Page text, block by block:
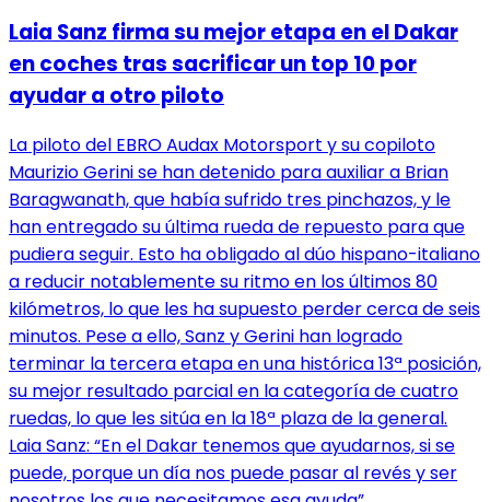
Laia Sanz firma su mejor etapa en el Dakar
en coches tras sacrificar un top 10 por
ayudar a otro piloto
La piloto del EBRO Audax Motorsport y su copiloto
Maurizio Gerini se han detenido para auxiliar a Brian
Baragwanath, que había sufrido tres pinchazos, y le
han entregado su última rueda de repuesto para que
pudiera seguir. Esto ha obligado al dúo hispano-italiano
a reducir notablemente su ritmo en los últimos 80
kilómetros, lo que les ha supuesto perder cerca de seis
minutos. Pese a ello, Sanz y Gerini han logrado
terminar la tercera etapa en una histórica 13ª posición,
su mejor resultado parcial en la categoría de cuatro
ruedas, lo que les sitúa en la 18ª plaza de la general.
Laia Sanz: “En el Dakar tenemos que ayudarnos, si se
puede, porque un día nos puede pasar al revés y ser